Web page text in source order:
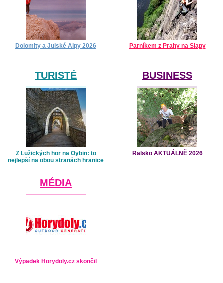
Dolomity a Julské Alpy 2026 Parníkem z Prahy na Slapy
TURISTÉ
Z Lužických hor na Oybin: to
nejlepší na obou stranách hranice
BUSINESS
Ralsko AKTUÁLNĚ 2026
MÉDIA
Výpadek Horydoly.cz skončil